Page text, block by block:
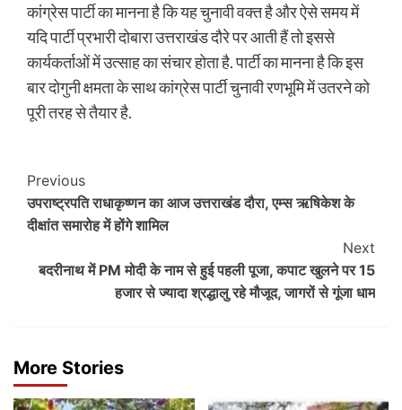
कांग्रेस पार्टी का मानना है कि यह चुनावी वक्त है और ऐसे समय में
यदि पार्टी प्रभारी दोबारा उत्तराखंड दौरे पर आती हैं तो इससे
कार्यकर्ताओं में उत्साह का संचार होता है. पार्टी का मानना है कि इस
बार दोगुनी क्षमता के साथ कांग्रेस पार्टी चुनावी रणभूमि में उतरने को
पूरी तरह से तैयार है.
Post
Navigation
Previous
उपराष्ट्रपति राधाकृष्णन का आज उत्तराखंड दौरा, एम्स ऋषिकेश के
दीक्षांत समारोह में होंगे शामिल
Next
बदरीनाथ में PM मोदी के नाम से हुई पहली पूजा, कपाट खुलने पर 15
हजार से ज्यादा श्रद्धालु रहे मौजूद, जागरों से गूंजा धाम
More Stories